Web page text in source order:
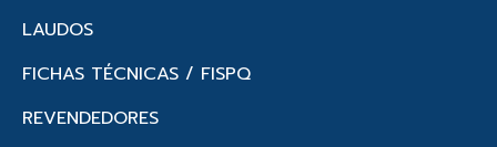
LAUDOS
FICHAS TÉCNICAS / FISPQ
REVENDEDORES